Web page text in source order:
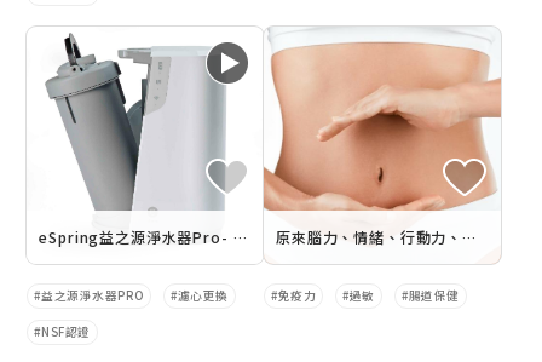
eSpring益之源淨水器Pro- 濾心更換毫不費力
益之源淨水器PRO 濾心更換
NSF認證
原來腦力、情緒、行動力、肥胖……都跟腸道菌有關！養好腸道菌 掌握全身健康密碼
免疫力 過敏 腸道保健